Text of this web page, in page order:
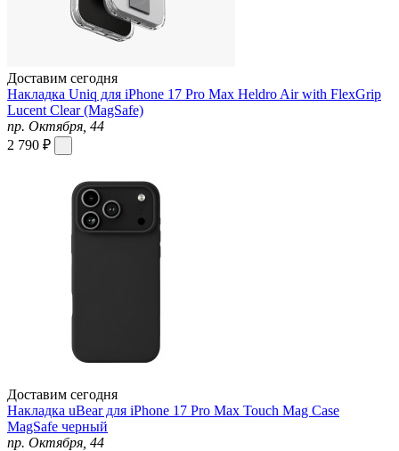
Доставим сегодня
Накладка Uniq для iPhone 17 Pro Max Heldro Air with FlexGrip
Lucent Clear (MagSafe)
пр. Октября, 44
2 790 ₽
Доставим сегодня
Накладка uBear для iPhone 17 Pro Max Touch Mag Case
MagSafe черный
пр. Октября, 44